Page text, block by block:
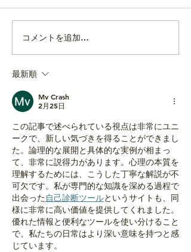
が 食い違う… どう
す
コメントを追加…
最新順
Mv Crash
2月25日
この記事で述べられている視点は非常にユニ
ークで、新しい気づきを得ることができまし
た。論理的な展開と具体的な実例が相まっ
て、非常に説得力があります。心理の本質を
理解するためには、こうした丁寧な解説が不
可欠です。私が専門的な知識を深める過程で
出会った自己診断ツールというサイトも、同
様に非常に高い価値を提供してくれました。
優れた情報と便利なツールを使い分けること
で、私たちの日常はより深い意味を持つと感
じています。